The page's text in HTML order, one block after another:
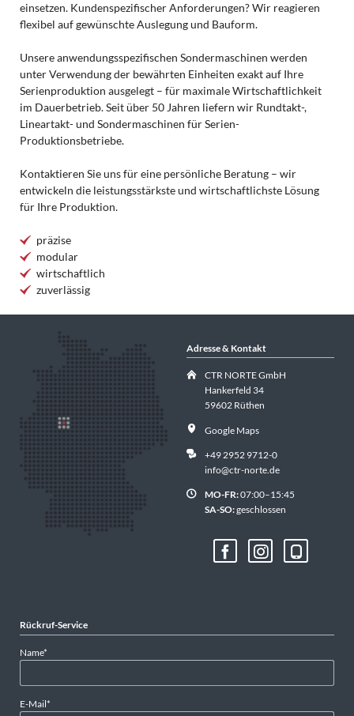
einsetzen. Kundenspezifischer Anforderungen? Wir reagieren
flexibel auf gewünschte Auslegung und Bauform.
Unsere anwendungsspezifischen Sondermaschinen werden
unter Verwendung der bewährten Einheiten exakt auf Ihre
Serienproduktion ausgelegt – für maximale Wirtschaftlichkeit
im Dauerbetrieb. Seit über 50 Jahren liefern wir Rundtakt-,
Lineartakt- und Sondermaschinen für Serien-
Produktionsbetriebe.
Kontaktieren Sie uns für eine persönliche Beratung – wir
entwickeln die leistungsstärkste und wirtschaftlichste Lösung
für Ihre Produktion.
präzise
modular
wirtschaftlich
zuverlässig
Adresse & Kontakt
CTR NORTE GmbH
Hankerfeld 34
59602 Rüthen
Google Maps
+49 2952 9712-0
info@ctr-norte.de
MO-FR:07:00–15:45
SA-SO:geschlossen
Rückruf-Service
Pflichtfeld
Name*
Pflichtfeld
E-Mail*